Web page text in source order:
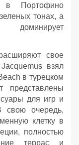
в Портофино
тонах, а
свое
взял
в турецком
представлены
для игр и
свою очередь,
клетку в
полностью
террас и